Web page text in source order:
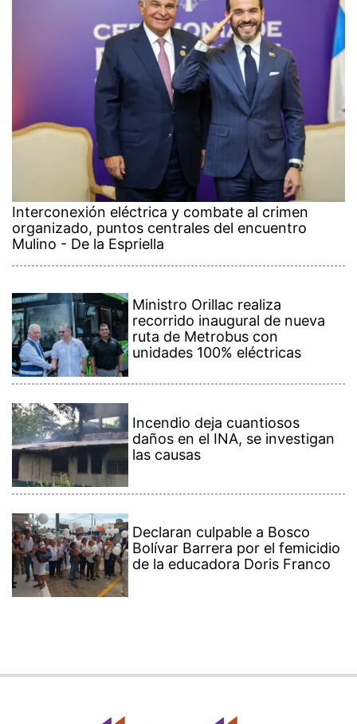
Interconexión eléctrica y combate al crimen
organizado, puntos centrales del encuentro
Mulino - De la Espriella
Ministro Orillac realiza
recorrido inaugural de nueva
ruta de Metrobus con
unidades 100% eléctricas
Incendio deja cuantiosos
daños en el INA, se investigan
las causas
Declaran culpable a Bosco
Bolívar Barrera por el femicidio
de la educadora Doris Franco